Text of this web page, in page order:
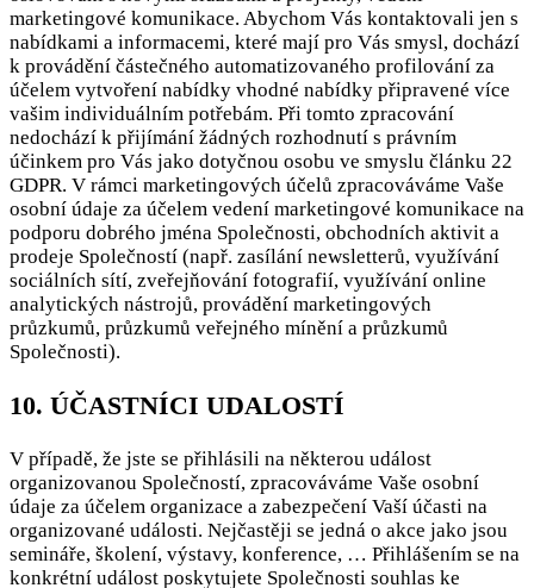
marketingové komunikace. Abychom Vás kontaktovali jen s
nabídkami a informacemi, které mají pro Vás smysl, dochází
k provádění částečného automatizovaného profilování za
účelem vytvoření nabídky vhodné nabídky připravené více
vašim individuálním potřebám. Při tomto zpracování
nedochází k přijímání žádných rozhodnutí s právním
účinkem pro Vás jako dotyčnou osobu ve smyslu článku 22
GDPR. V rámci marketingových účelů zpracováváme Vaše
osobní údaje za účelem vedení marketingové komunikace na
podporu dobrého jména Společnosti, obchodních aktivit a
prodeje Společností (např. zasílání newsletterů, využívání
sociálních sítí, zveřejňování fotografií, využívání online
analytických nástrojů, provádění marketingových
průzkumů, průzkumů veřejného mínění a průzkumů
Společnosti).
10. ÚČASTNÍCI UDALOSTÍ
V případě, že jste se přihlásili na některou událost
organizovanou Společností, zpracováváme Vaše osobní
údaje za účelem organizace a zabezpečení Vaší účasti na
organizované události. Nejčastěji se jedná o akce jako jsou
semináře, školení, výstavy, konference, … Přihlášením se na
konkrétní událost poskytujete Společnosti souhlas ke